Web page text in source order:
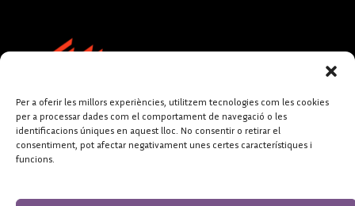
Per a oferir les millors experiències, utilitzem tecnologies com les cookies
per a processar dades com el comportament de navegació o les
identificacions úniques en aquest lloc. No consentir o retirar el
consentiment, pot afectar negativament unes certes característiques i
funcions.
FUNDACIÓ